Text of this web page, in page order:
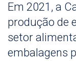
Em 2021, a
produção de
setor
embalagens